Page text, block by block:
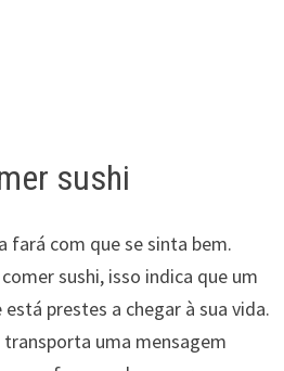
sushi
fará com que se sinta bem.
sushi, isso indica que um
prestes a chegar à sua vida.
uma mensagem